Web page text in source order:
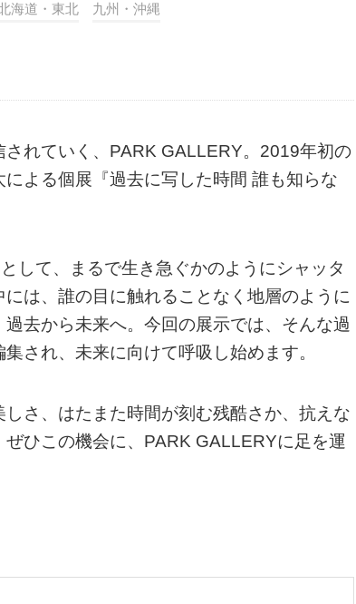
海道・東北 九州・沖縄
れていく、PARK GALLERY。2019年初の
よる個展『過去に写した時間 誰も知らな
して、まるで生き急ぐかのようにシャッタ
は、誰の目に触れることなく地層のように
去から未来へ。今回の展示では、そんな過
され、未来に向けて呼吸し始めます。
さ、はたまた時間が刻む残酷さか、抗えな
ひこの機会に、PARK GALLERYに足を運